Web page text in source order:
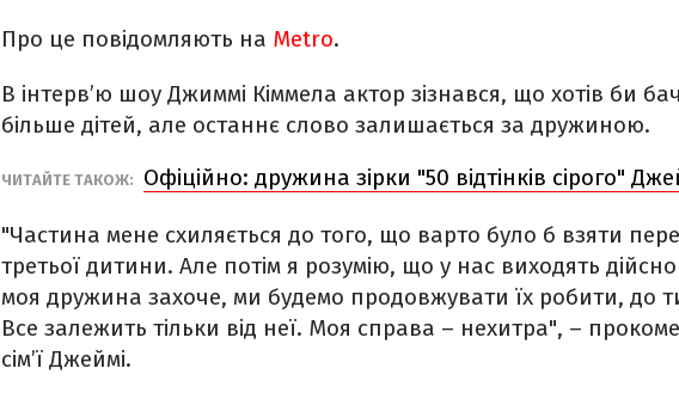
Про це повідомляють на Metro.
В інтерв’ю шоу Джиммі Кіммела актор зізнався, що хотів би
більше дітей, але останнє слово залишається за дружиною.
ЧИТАЙТЕ ТАКОЖ: Офіційно: дружина зірки "50 відтінків сірого"
"Частина мене схиляється до того, що варто було б взяти
третьої дитини. Але потім я розумію, що у нас виходять
моя дружина захоче, ми будемо продовжувати їх робити, до
Все залежить тільки від неї. Моя справа – нехитра", –
сім’ї Джеймі.